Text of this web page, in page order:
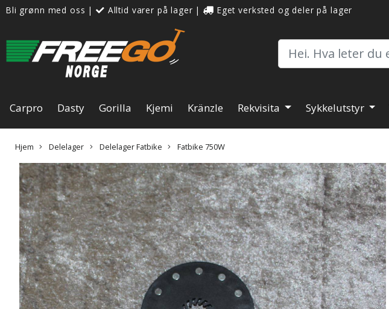
Bli grønn med oss | Alltid varer på lager | Eget verksted og deler på lager
Carpro Dasty Gorilla Kjemi Kränzle Rekvisita Sykkelutstyr
Hjem Delelager Delelager Fatbike Fatbike 750W